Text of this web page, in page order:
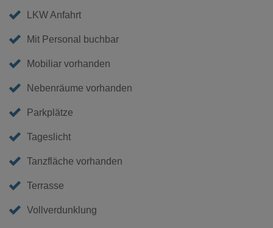
LKW Anfahrt
Mit Personal buchbar
Mobiliar vorhanden
Nebenräume vorhanden
Parkplätze
Tageslicht
Tanzfläche vorhanden
Terrasse
Vollverdunklung